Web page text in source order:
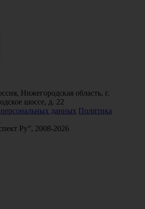
Нижегородская область, г.
шоссе, д. 22
данных Политика
Ру”, 2008-2026